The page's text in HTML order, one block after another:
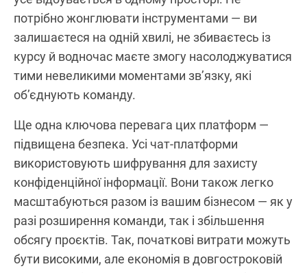
потрібно жонглювати інструментами — ви
залишаєтеся на одній хвилі, не збиваєтесь із
курсу й водночас маєте змогу насолоджуватися
тими невеликими моментами зв’язку, які
об’єднують команду.
Ще одна ключова перевага цих платформ —
підвищена безпека. Усі чат-платформи
використовують шифрування для захисту
конфіденційної інформації. Вони також легко
масштабуються разом із вашим бізнесом — як у
разі розширення команди, так і збільшення
обсягу проєктів. Так, початкові витрати можуть
бути високими, але економія в довгостроковій